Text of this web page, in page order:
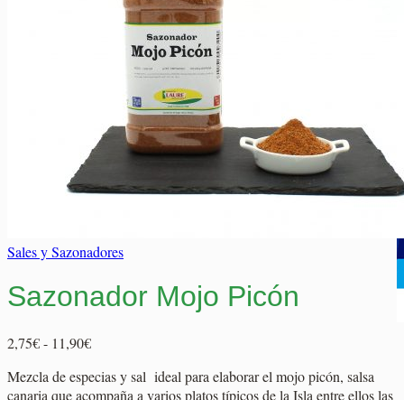
No hay productos en el carrito.
Volver a la tienda
No hay productos en el carrito.
Volver a la tienda
Elaborados Cárnicos
Salsas y Siropes
Sales y Sazonadores
Sazonador Mojo Picón
2,75€- 11,90€Rango
precios:
Mezcla de especias y sal ideal para elaborar el mojo picón, salsa
canaria que acompaña a varios platos típicos de la Isla entre ellos las